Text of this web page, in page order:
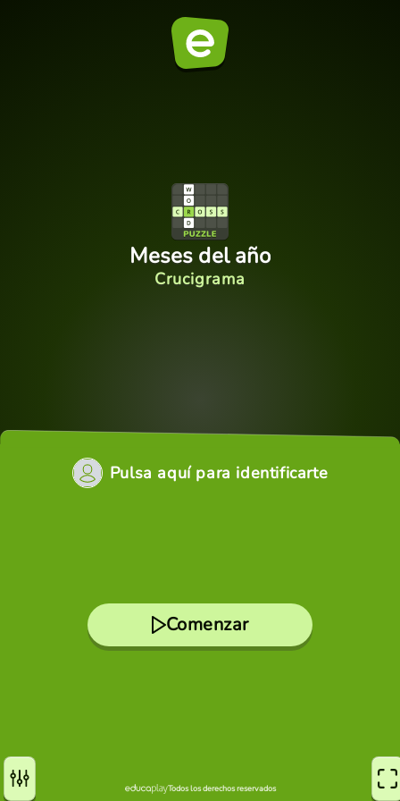
Meses del año
Crucigrama
Pulsa aquí para identificarte
Comenzar
Todos los derechos reservados